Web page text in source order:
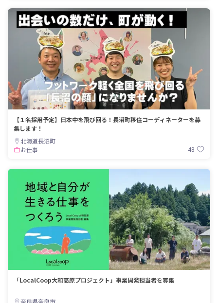
【１名採用予定】日本中を飛び回る！長沼町移住コーディネーターを募
集します！
北海道長沼町
お仕事
48
「LocalCoop大和高原プロジェクト」事業開発担当者を募集
奈良県奈良市